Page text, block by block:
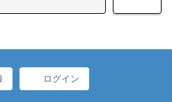
ログイン